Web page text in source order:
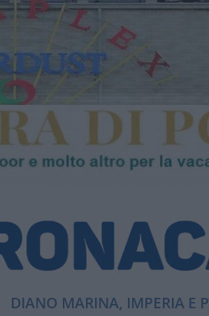
DIANO MARINA, IMPERIA E